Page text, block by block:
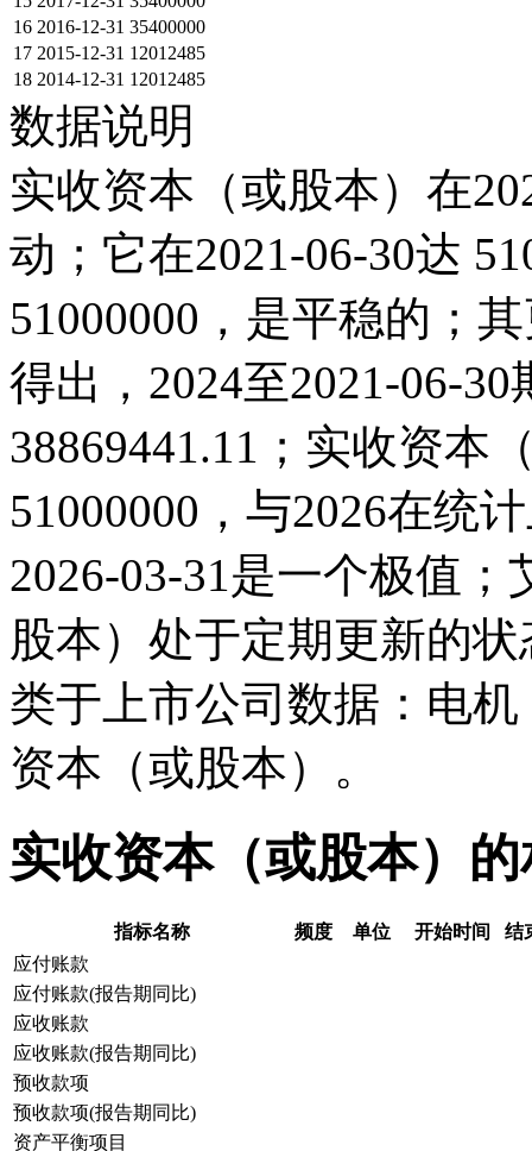
16 2016-12-31 35400000
17 2015-12-31 12012485
18 2014-12-31 12012485
数据说明
实收资本（或股本）在
动；它在2021-06-30达
51000000，是平稳的；
得出，2024至2021-06-
38869441.11；实收资本
51000000，与2026在统
2026-03-31是一个极值
股本）处于定期更新的
类于上市公司数据：电
资本（或股本）。
实收资本（或股本）
指标名称 频度 单位 开始时间
结
应付账款
应付账款(报告期同比)
应收账款
应收账款(报告期同比)
预收款项
预收款项(报告期同比)
资产平衡项目